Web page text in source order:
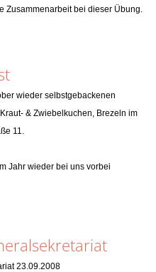
Zusammenarbeit bei dieser Übung.
wieder selbstgebackenen
& Zwiebelkuchen, Brezeln im
11.
Jahr wieder bei uns vorbei
23.09.2008